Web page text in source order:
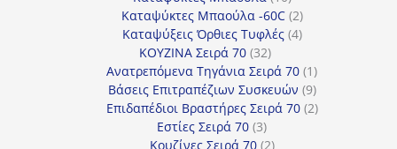
προϊόντα
Καταψύκτες Μπαούλα -60C 22
προϊόντα
Καταψύξεις Όρθιες Τυφλές 44
ΚΟΥΖΙΝΑ Σειρά 70 3232
προϊόντα
Ανατρεπόμενα Τηγάνια Σειρά 70 11
προϊόν
Βάσεις Επιτραπέζιων Συσκευών 99
προϊόντα
Επιδαπέδιοι Βραστήρες Σειρά 70 22
Εστίες Σειρά 70 33
προϊόντα
Κουζίνες Σειρά 70 22